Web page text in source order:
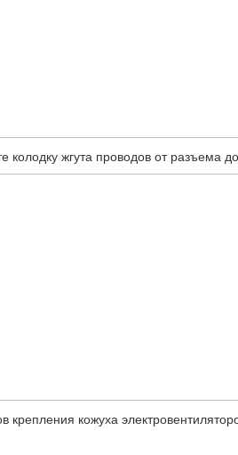
колодку жгута проводов от разъема
крепления кожуха